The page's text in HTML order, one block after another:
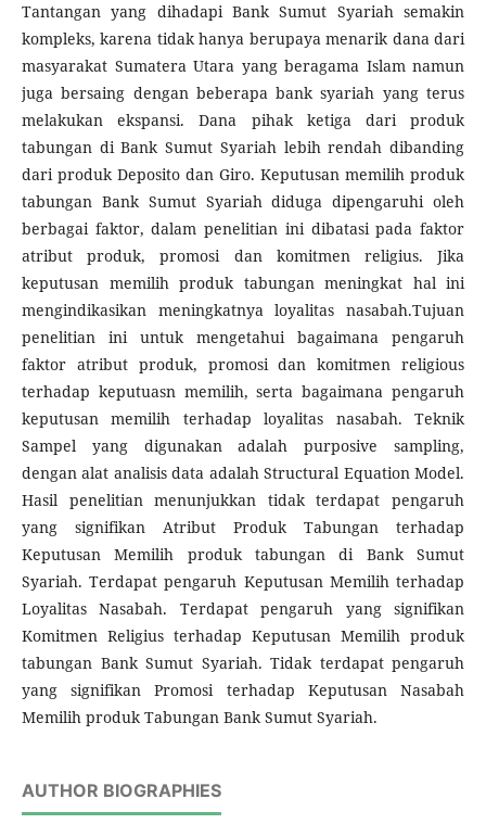
Tantangan yang dihadapi Bank Sumut Syariah semakin
kompleks, karena tidak hanya berupaya menarik dana dari
masyarakat Sumatera Utara yang beragama Islam namun
juga bersaing dengan beberapa bank syariah yang terus
melakukan ekspansi. Dana pihak ketiga dari produk
tabungan di Bank Sumut Syariah lebih rendah dibanding
dari produk Deposito dan Giro. Keputusan memilih produk
tabungan Bank Sumut Syariah diduga dipengaruhi oleh
berbagai faktor, dalam penelitian ini dibatasi pada faktor
atribut produk, promosi dan komitmen religius. Jika
keputusan memilih produk tabungan meningkat hal ini
mengindikasikan meningkatnya loyalitas nasabah.Tujuan
penelitian ini untuk mengetahui bagaimana pengaruh
faktor atribut produk, promosi dan komitmen religious
terhadap keputuasn memilih, serta bagaimana pengaruh
keputusan memilih terhadap loyalitas nasabah. Teknik
Sampel yang digunakan adalah purposive sampling,
dengan alat analisis data adalah Structural Equation Model.
Hasil penelitian menunjukkan tidak terdapat pengaruh
yang signifikan Atribut Produk Tabungan terhadap
Keputusan Memilih produk tabungan di Bank Sumut
Syariah. Terdapat pengaruh Keputusan Memilih terhadap
Loyalitas Nasabah. Terdapat pengaruh yang signifikan
Komitmen Religius terhadap Keputusan Memilih produk
tabungan Bank Sumut Syariah. Tidak terdapat pengaruh
yang signifikan Promosi terhadap Keputusan Nasabah
Memilih produk Tabungan Bank Sumut Syariah.
AUTHOR BIOGRAPHIES